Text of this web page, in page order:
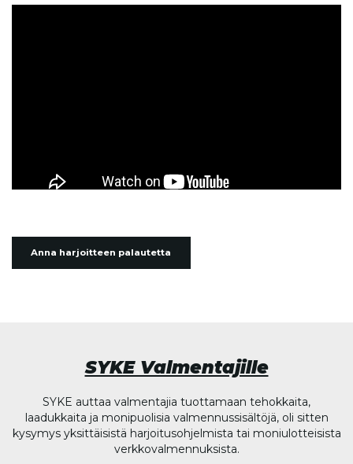
Anna harjoitteen palautetta
SYKE Valmentajille
SYKE auttaa valmentajia tuottamaan tehokkaita,
laadukkaita ja monipuolisia valmennussisältöjä, oli sitten
kysymys yksittäisistä harjoitusohjelmista tai moniulotteisista
verkkovalmennuksista.